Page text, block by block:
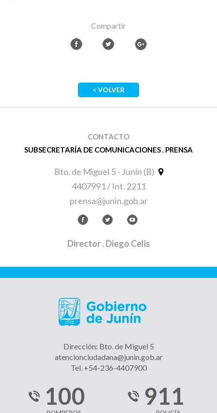
Compartir
< VOLVER
CONTACTO
SUBSECRETARÍA DE COMUNICACIONES . PRENSA
Bto. de Miguel 5 - Junín (B)
4407991 / Int. 2211
prensa@junin.gob.ar
Director. Diego Celis
Dirección: Bto. de Miguel 5
atencionciudadana@junin.gob.ar
Tel. +54-236-4407900
100 911